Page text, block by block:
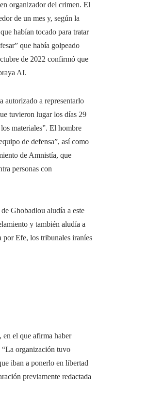
organizador del crimen. El
de un mes y, según la
habían tocado para tratar
que había golpeado
de 2022 confirmó que
AI.
autorizado a representarlo
tuvieron lugar los días 29
materiales”. El hombre
de defensa”, así como
de Amnistía, que
personas con
Ghobadlou aludía a este
y también aludía a
por Efe, los tribunales iraníes
el que afirma haber
“La organización tuvo
iban a ponerlo en libertad
previamente redactada